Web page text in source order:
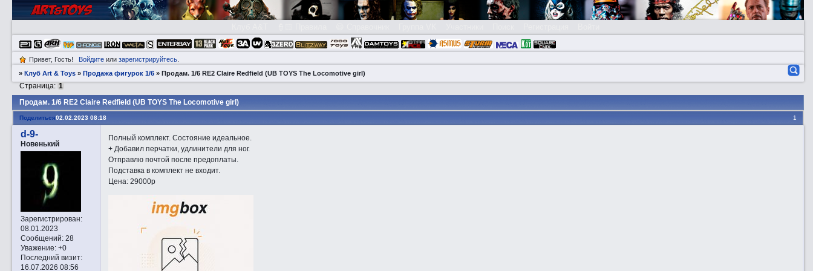
Привет, Гость! Войдитеили зарегистрируйтесь.
»Клуб Art & Toys »Продажа фигурок 1/6 »Прoдам. 1/6 RE2 Claire Redfield (UB TOYS The Locomotive girl)
Прoдам. 1/6 RE2 Claire Redfield (UB TOYS The Locomotive girl)
Страница: 1
Поделиться 1
02.02.2023 08:18
d-9-
Новенький
Зарегистрирован:
08.01.2023
Сообщений:28
Уважение: +0
Последний визит:
16.07.2026 08:56
Полный комплект. Состояние идеальное.
+ Добавил перчатки, удлинители для ног.
Отправлю почтой после предоплаты.
Подставка в комплект не входит.
Цена: 29000р